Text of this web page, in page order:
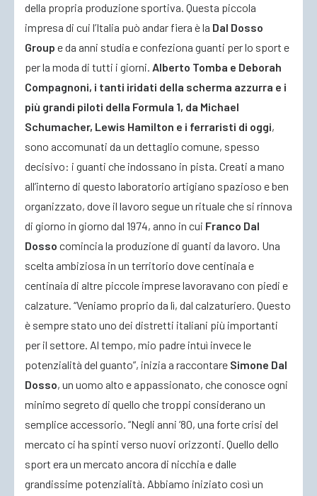
della propria produzione sportiva. Questa piccola
impresa di cui l’Italia può andar fiera è la Dal Dosso
Group e da anni studia e confeziona guanti per lo sport e
per la moda di tutti i giorni. Alberto Tomba e Deborah
Compagnoni, i tanti iridati della scherma azzurra e i
più grandi piloti della Formula 1, da Michael
Schumacher, Lewis Hamilton e i ferraristi di oggi,
sono accomunati da un dettaglio comune, spesso
decisivo: i guanti che indossano in pista. Creati a mano
all’interno di questo laboratorio artigiano spazioso e ben
organizzato, dove il lavoro segue un rituale che si rinnova
di giorno in giorno dal 1974, anno in cui Franco Dal
Dosso comincia la produzione di guanti da lavoro. Una
scelta ambiziosa in un territorio dove centinaia e
centinaia di altre piccole imprese lavoravano con piedi e
calzature. “Veniamo proprio da lì, dal calzaturiero. Questo
è sempre stato uno dei distretti italiani più importanti
per il settore. Al tempo, mio padre intuì invece le
potenzialità del guanto”, inizia a raccontare Simone Dal
Dosso, un uomo alto e appassionato, che conosce ogni
minimo segreto di quello che troppi considerano un
semplice accessorio. “Negli anni ’80, una forte crisi del
mercato ci ha spinti verso nuovi orizzonti. Quello dello
sport era un mercato ancora di nicchia e dalle
grandissime potenzialità. Abbiamo iniziato così un